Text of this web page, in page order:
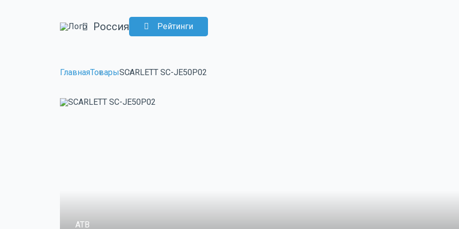
Россия Рейтинги
ГлавнаяТоварыSCARLETT SC-JE50P02
ATB